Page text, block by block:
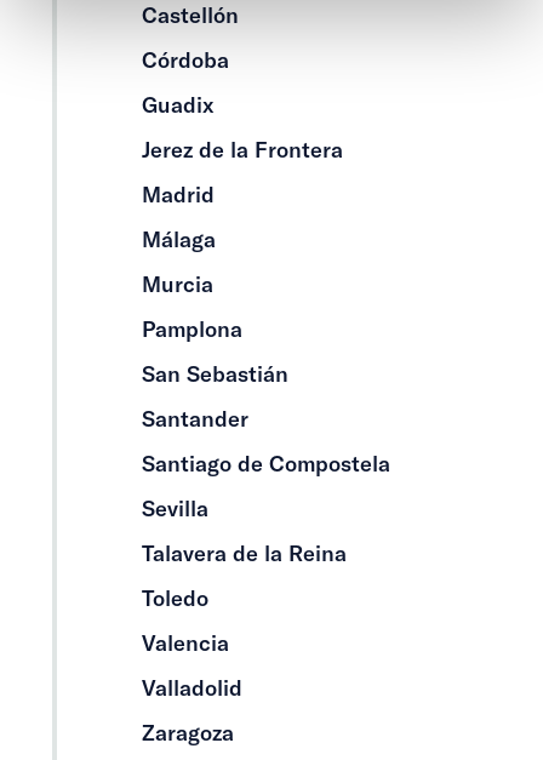
Castellón
Córdoba
Guadix
Jerez de la Frontera
Madrid
Málaga
Murcia
Pamplona
San Sebastián
Santander
Santiago de Compostela
Sevilla
Talavera de la Reina
Toledo
Valencia
Valladolid
Zaragoza